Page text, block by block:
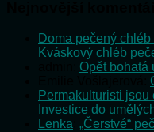
Doma pečený
Kváskový chléb
Opět bohatá
Permakulturisti
Investice do
Lenka „Čerstvé“